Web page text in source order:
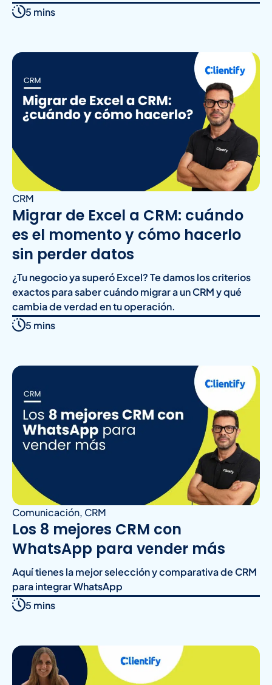
5 mins
CRM
Migrar de Excel a CRM: cuándo
es el momento y cómo hacerlo
sin perder datos
¿Tu negocio ya superó Excel? Te damos los criterios
exactos para saber cuándo migrar a un CRM y qué
cambia de verdad en tu operación.
5 mins
Comunicación, CRM
Los 8 mejores CRM con
WhatsApp para vender más
Aquí tienes la mejor selección y comparativa de CRM
para integrar WhatsApp
5 mins